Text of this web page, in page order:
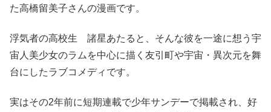
た高橋留美子さんの漫画です。
浮気者の高校生 諸星あたると、そんな彼を一途に想う宇
宙人美少女のラムを中心に描く友引町や宇宙・異次元を舞
台にしたラブコメディです。
実はその2年前に短期連載で少年サンデーで掲載され、好